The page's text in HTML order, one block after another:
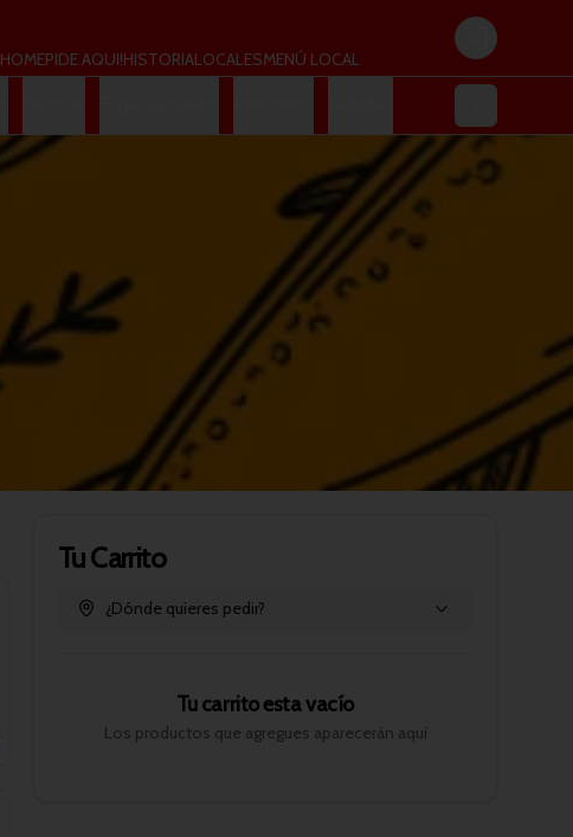
HOMEPIDE AQUI!HISTORIALOCALESMENÚ LOCAL
Login
Tu Carrito
¿Dónde quieres pedir?
Tu carrito esta vacío
Los productos que agregues aparecerán aquí